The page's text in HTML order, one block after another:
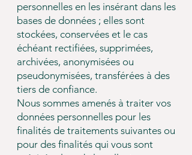
personnelles en les insérant dans les
bases de données ; elles sont
stockées, conservées et le cas
échéant rectifiées, supprimées,
archivées, anonymisées ou
pseudonymisées, transférées à des
tiers de confiance.
Nous sommes amenés à traiter vos
données personnelles pour les
finalités de traitements suivantes ou
pour des finalités qui vous sont